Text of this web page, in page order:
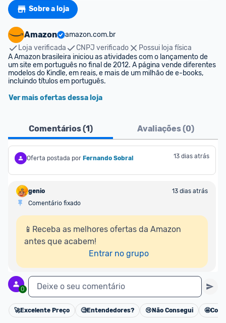
Sobre a loja
Amazon
amazon.com.br
Loja verificada
CNPJ verificado
Possui loja física
A Amazon brasileira iniciou as atividades com o lançamento de
um site em português no final de 2012. A página vende diferentes
modelos do Kindle, em reais, e mais de um milhão de e-books,
incluindo títulos em português.
Ver mais ofertas dessa loja
Comentários (1) Avaliações (0)
Oferta postada por Fernando Sobral 13 dias atrás
genio
13 dias atrás
Comentário fixado
📱Receba as melhores ofertas da Amazon
antes que acabem!
Entrar no grupo
0 Deixe o seu comentário
Cancelar
🚀Excelente Preço 🧐Entendedores? 😢 Não Consegui 🤩